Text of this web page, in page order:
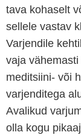
tava kohaselt
sellele vastav
Varjendile
vaja
meditsiini- või
varjenditega
Avalikud
olla kogu